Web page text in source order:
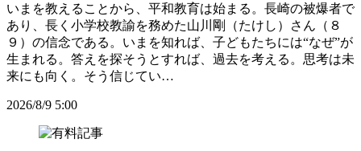
いまを教えることから、平和教育は始まる。長崎の被爆者で
あり、長く小学校教諭を務めた山川剛（たけし）さん（８
９）の信念である。いまを知れば、子どもたちには“なぜ”が
生まれる。答えを探そうとすれば、過去を考える。思考は未
来にも向く。そう信じてい…
2026/8/9 5:00